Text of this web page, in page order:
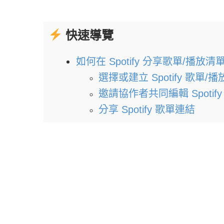
快速導覽
如何在 Spotify 分享歌單/播放清
選擇或建立 Spotify 歌單/播
邀請協作者共同編輯
分享 Spotify 歌單連結